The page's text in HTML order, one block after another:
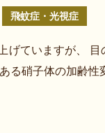
飛蚊症・光視症
げていますが、
る硝子体の加齢